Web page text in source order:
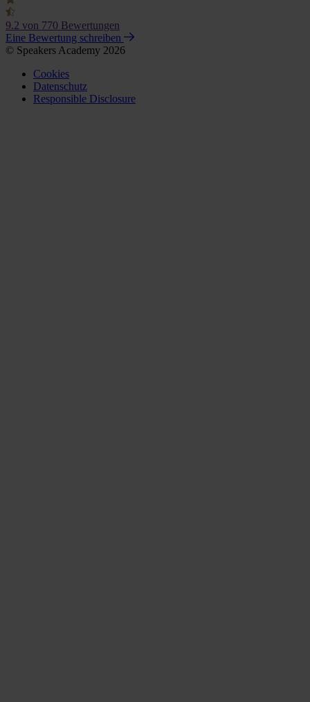
9.2 von 770 Bewertungen
Eine Bewertung schreiben
© Speakers Academy 2026
Cookies
Datenschutz
Responsible Disclosure